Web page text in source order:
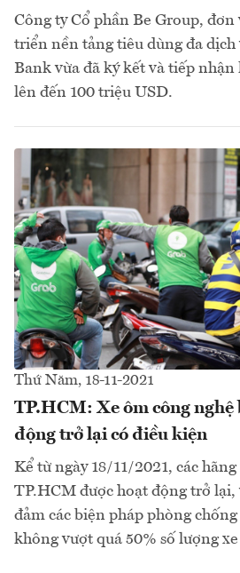
Công ty Cổ phần Be Group, đơn
triển nền tảng tiêu dùng đa dịch
Bank vừa đã ký kết và tiếp
lên đến 100 triệu USD.
Thứ Năm, 18-11-2021
TP.HCM: Xe ôm công nghệ
động trở lại có điều kiện
Kể từ ngày 18/11/2021, các
TP.HCM được hoạt động trở lại,
đảm các biện pháp phòng
không vượt quá 50% số lượng